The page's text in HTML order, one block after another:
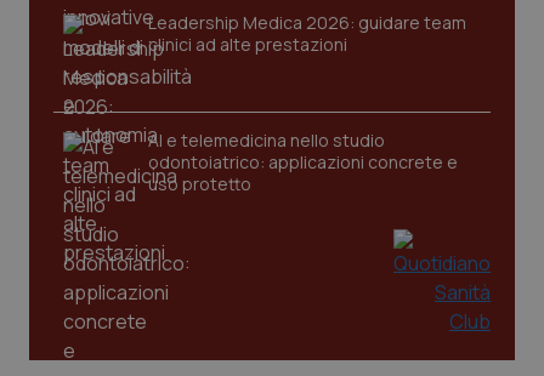
Leadership Medica 2026: guidare team
clinici ad alte prestazioni
AI e telemedicina nello studio
odontoiatrico: applicazioni concrete e
uso protetto
_ga